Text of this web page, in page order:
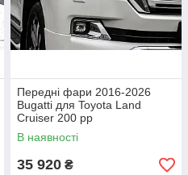
Передні фари 2016-2026
Bugatti для Toyota Land
Cruiser 200 рр
В наявності
35 920 ₴